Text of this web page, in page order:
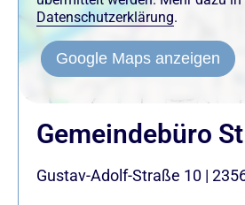
Datenschutzerklärung.
Google Maps anzeigen
Gemeindebüro
Gustav-Adolf-Straße 10 |